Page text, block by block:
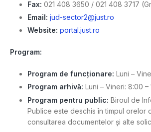
Fax: 021 408 3650 / 021 408 3717
Email: jud-sector2@just.ro
Website: portal.just.ro
Program:
Program de funcționare: Luni –
Program arhivă: Luni – Vineri: 8:00 –
Program pentru public: Biroul de
Publice este deschis în timpul orelor
consultarea documentelor și alte